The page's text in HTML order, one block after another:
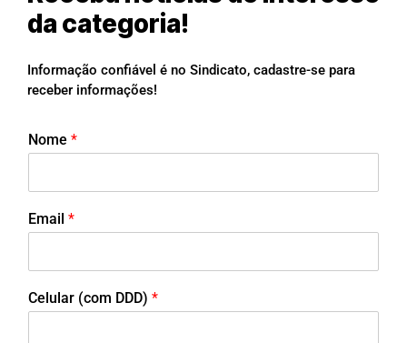
da categoria!
Informação confiável é no Sindicato, cadastre-se para
receber informações!
Nome *
Email *
Celular (com DDD) *